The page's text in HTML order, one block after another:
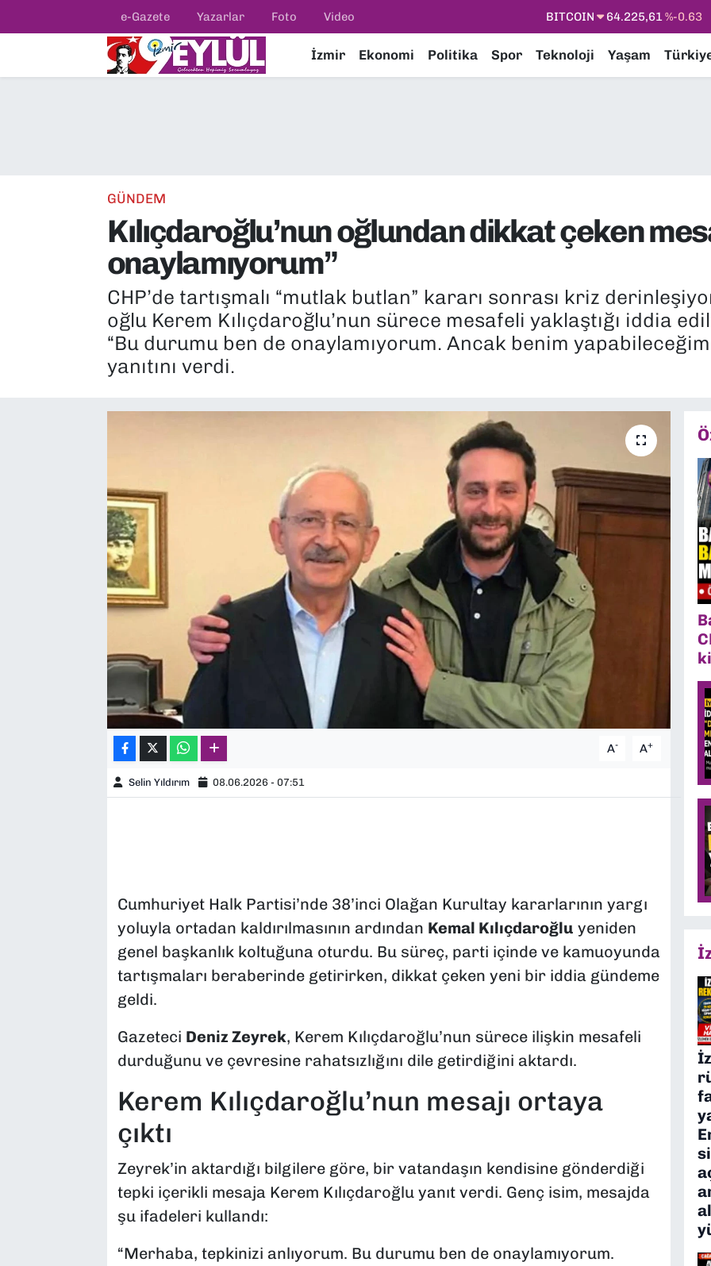
e-Gazete Yazarlar Foto Video DOLAR 47,7143%0.16
STERLİN
64,2463%0.07
İzmir Ekonomi Politika Spor Teknoloji Yaşam
GÜNDEM
Kılıçdaroğlu’nun oğlundan dikkat çeken
onaylamıyorum”
CHP’de tartışmalı “mutlak butlan” kararı sonrası kriz
oğlu Kerem Kılıçdaroğlu’nun sürece mesafeli yaklaştığı iddia
“Bu durumu ben de onaylamıyorum. Ancak benim
yanıtını verdi.
A- A+
Selin Yıldırım 08.06.2026 - 07:51
Cumhuriyet Halk Partisi’nde 38’inci Olağan Kurultay kararlarının yargı
yoluyla ortadan kaldırılmasının ardından Kemal Kılıçdaroğlu yeniden
genel başkanlık koltuğuna oturdu. Bu süreç, parti içinde ve kamuoyunda
tartışmaları beraberinde getirirken, dikkat çeken yeni bir iddia gündeme
geldi.
Gazeteci Deniz Zeyrek, Kerem Kılıçdaroğlu’nun sürece ilişkin mesafeli
durduğunu ve çevresine rahatsızlığını dile getirdiğini aktardı.
Kerem Kılıçdaroğlu’nun mesajı ortaya
çıktı
Zeyrek’in aktardığı bilgilere göre, bir vatandaşın kendisine gönderdiği
tepki içerikli mesaja Kerem Kılıçdaroğlu yanıt verdi. Genç isim, mesajda
şu ifadeleri kullandı:
“Merhaba, tepkinizi anlıyorum. Bu durumu ben de onaylamıyorum.
Resmi İlanlar
EKONOMİ
KÜLTÜR SANAT
MAGAZİN
POLİTİKA
YEREL YÖNETİMLER
Konak Nöbetçi Eczaneler
Tüm Manşetler
Son Dakika Haberleri
Haber Arşivi